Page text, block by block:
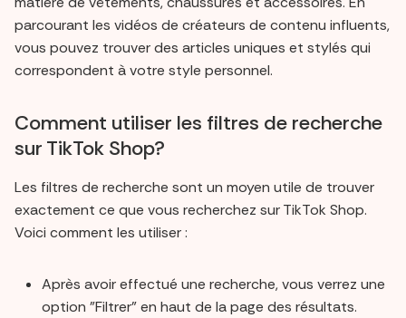
parcourant les vidéos de créateurs de contenu influents,
vous pouvez trouver des articles uniques et stylés qui
correspondent à votre style personnel.
Comment utiliser les filtres de recherche
sur TikTok Shop?
Les filtres de recherche sont un moyen utile de trouver
exactement ce que vous recherchez sur TikTok Shop.
Voici comment les utiliser :
Après avoir effectué une recherche, vous verrez une
option "Filtrer" en haut de la page des résultats.